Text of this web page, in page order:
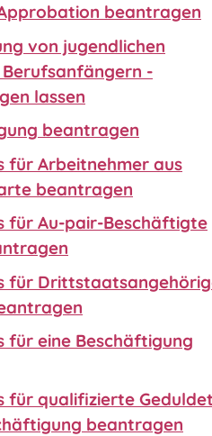
beantragen
von jugendlichen
-
lassen
beantragen
für Arbeitnehmer aus
beantragen
für Au-pair-Beschäftigte
für
für eine Beschäftigung
für qualifizierte
beantragen